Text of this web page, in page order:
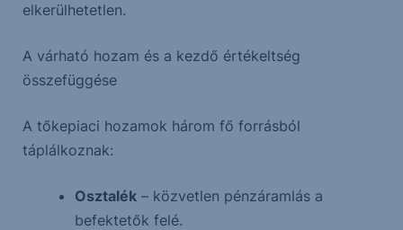
elkerülhetetlen.
A várható hozam és a kezdő értékeltség
összefüggése
A tőkepiaci hozamok három fő forrásból
táplálkoznak:
Osztalék– közvetlen pénzáramlás a
befektetők felé.